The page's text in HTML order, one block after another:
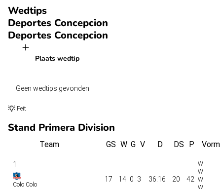
Wedtips
Deportes Concepcion
Deportes Concepcion
Plaats wedtip
Geen wedtips gevonden
Feit
Stand Primera Division
Team GS W G V D DS P Vorm
1
Colo Colo
17 14 0 3 36:16 20 42